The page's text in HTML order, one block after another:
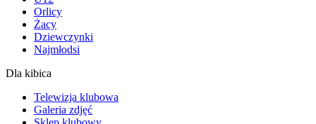
Orlicy
Żacy
Dziewczynki
Najmłodsi
Dla kibica
Telewizja klubowa
Galeria zdjęć